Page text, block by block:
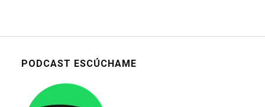
PODCAST ESCÚCHAME